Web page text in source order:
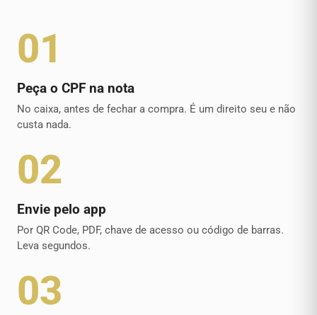
01
Peça o CPF na nota
No caixa, antes de fechar a compra. É um direito seu e não
custa nada.
02
Envie pelo app
Por QR Code, PDF, chave de acesso ou código de barras.
Leva segundos.
03